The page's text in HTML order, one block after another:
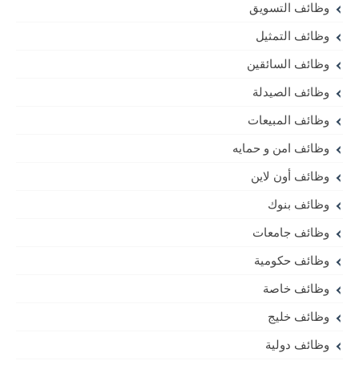
وظائف التسويق
وظائف التمثيل
وظائف السائقين
وظائف الصيدلة
وظائف المبيعات
وظائف امن و حمايه
وظائف أون لاين
وظائف بنوك
وظائف جامعات
وظائف حكومية
وظائف خاصة
وظائف خليج
وظائف دولية